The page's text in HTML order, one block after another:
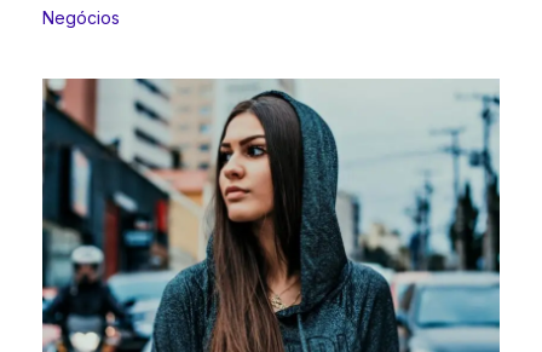
Negócios